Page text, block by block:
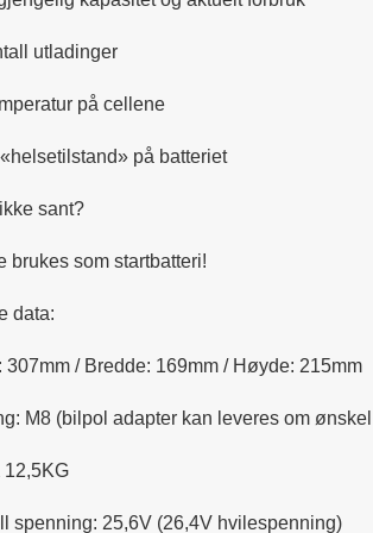
utladinger
på cellene
på batteriet
sant?
brukes som startbatteri!
data:
307mm / Bredde: 169mm / Høyde: 215mm
M8 (bilpol adapter kan leveres om
12,5KG
spenning: 25,6V (26,4V hvilespenning)